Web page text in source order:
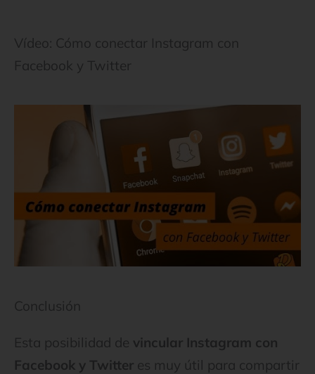
Vídeo: Cómo conectar Instagram con
Facebook y Twitter
Conclusión
Esta posibilidad de vincular Instagram con
Facebook y Twitter es muy útil para compartir